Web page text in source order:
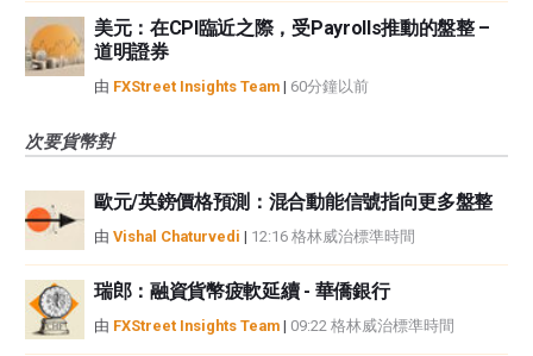
美元：在CPI臨近之際，受Payrolls推動的盤整 –
道明證券
由 FXStreet Insights Team | 60分鐘以前
次要貨幣對
歐元/英鎊價格預測：混合動能信號指向更多盤整
由 Vishal Chaturvedi | 12:16 格林威治標準時間
瑞郎：融資貨幣疲軟延續 - 華僑銀行
由 FXStreet Insights Team | 09:22 格林威治標準時間